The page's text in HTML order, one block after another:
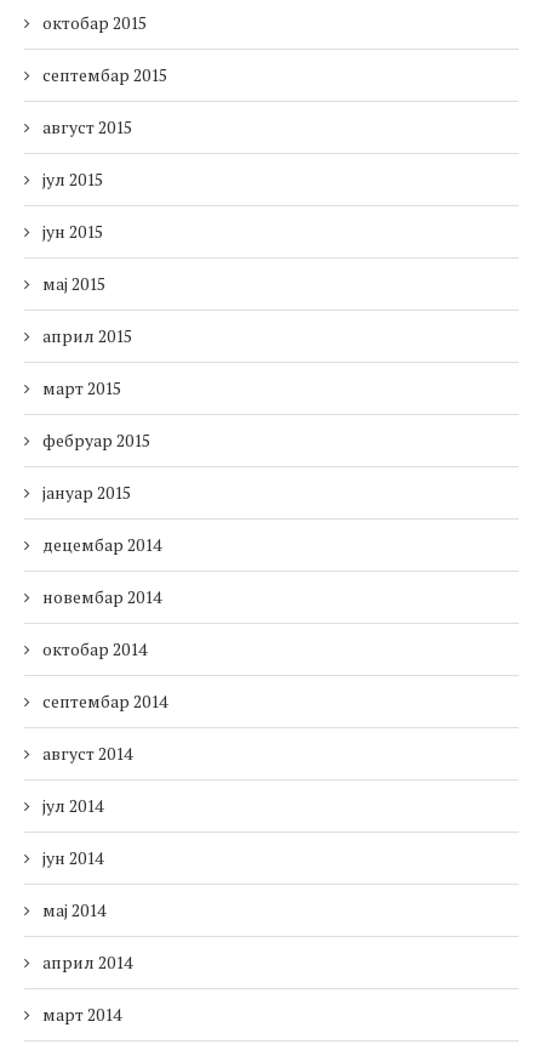
октобар 2015
септембар 2015
август 2015
јул 2015
јун 2015
мај 2015
април 2015
март 2015
фебруар 2015
јануар 2015
децембар 2014
новембар 2014
октобар 2014
септембар 2014
август 2014
јул 2014
јун 2014
мај 2014
април 2014
март 2014